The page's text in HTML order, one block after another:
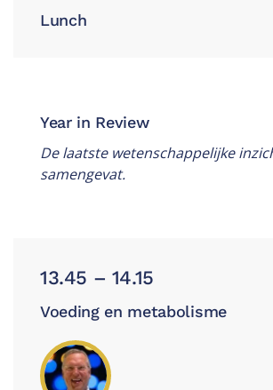
Lunch
Year in Review
De laatste wetenschappelijke
samengevat.
13.45 – 14.15
Voeding en metabolisme